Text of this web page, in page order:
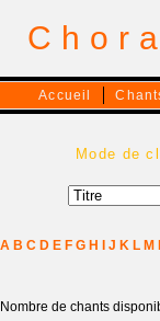
Accueil
Mode de
A B C D E F G H J K L M
Nombre de chants